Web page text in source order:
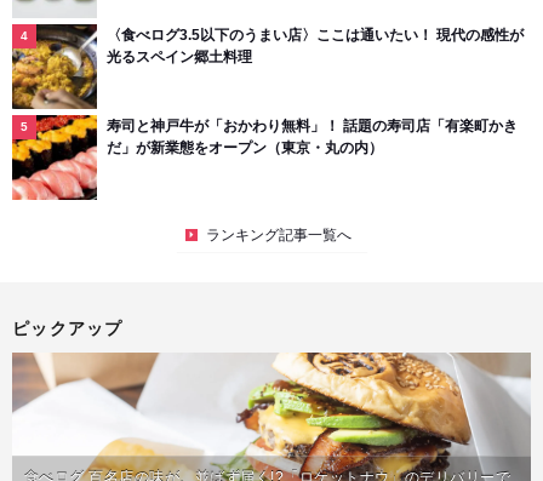
〈食べログ3.5以下のうまい店〉ここは通いたい！ 現代の感性が
光るスペイン郷土料理
寿司と神戸牛が「おかわり無料」！ 話題の寿司店「有楽町かき
だ」が新業態をオープン（東京・丸の内）
ランキング記事一覧へ
ピックアップ